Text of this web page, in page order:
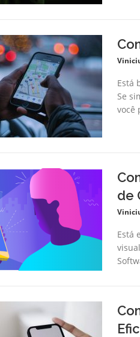
Está
Se
você
de
Está